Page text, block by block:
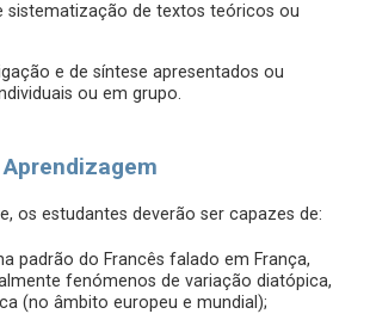
sistematização de textos teóricos ou
e de síntese apresentados ou
ou em grupo.
os estudantes deverão ser capazes de:
padrão do Francês falado em França,
fenómenos de variação diatópica,
(no âmbito europeu e mundial);